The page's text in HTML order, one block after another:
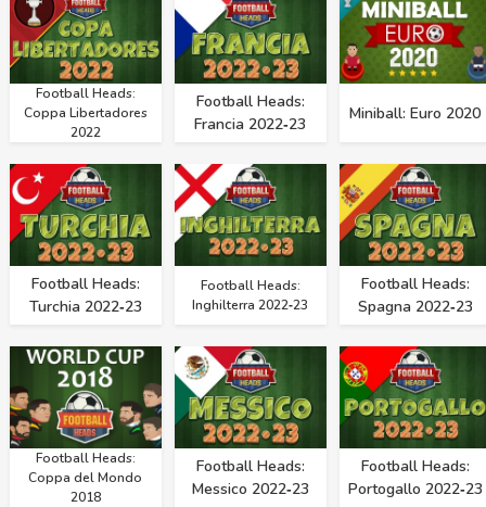
Football Heads:
Coppa Libertadores
2022
Football Heads:
Francia 2022‑23
Miniball: Euro 2020
Football Heads:
Turchia 2022‑23
Football Heads:
Inghilterra 2022‑23
Football Heads:
Spagna 2022‑23
Football Heads:
Coppa del Mondo
2018
Football Heads:
Messico 2022‑23
Football Heads:
Portogallo 2022‑23